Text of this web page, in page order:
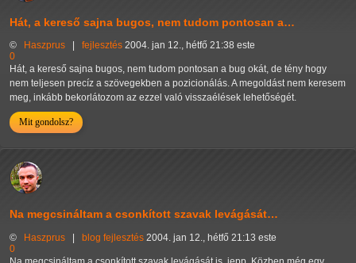
Hát, a kereső sajna bugos, nem tudom pontosan a…
© Haszprus fejlesztés 2004. jan 12., hétfő 21:38 este
0
Hát, a kereső sajna bugos, nem tudom pontosan a bug okát, de tény hogy
nem teljesen precíz a szövegekben a pozicionálás. A megoldást nem keresem
meg, inkább bekorlátozom az ezzel való visszaélések lehetőségét.
Mit gondolsz?
Na megcsináltam a csonkított szavak levágását…
© Haszprus | blog fejlesztés 2004. jan 12., hétfő 21:13 este
0